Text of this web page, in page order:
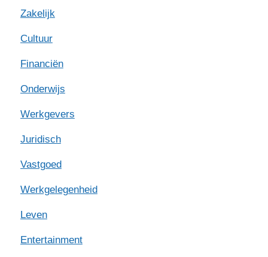
Zakelijk
Cultuur
Financiën
Onderwijs
Werkgevers
Juridisch
Vastgoed
Werkgelegenheid
Leven
Entertainment